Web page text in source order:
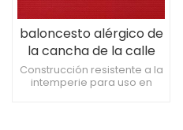
baloncesto alérgico de
la cancha de la calle
del suelo del PVC de los
deportes de 8.0m m
Construcción resistente a la
intemperie para uso en